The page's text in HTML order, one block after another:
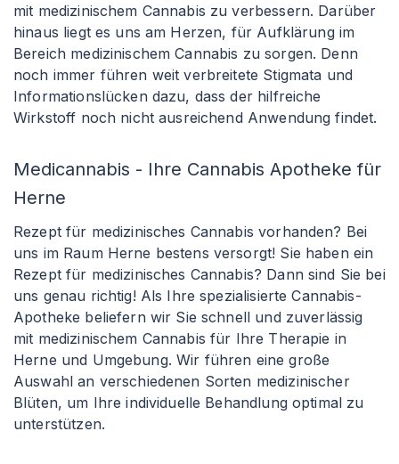
mit medizinischem Cannabis zu verbessern. Darüber
hinaus liegt es uns am Herzen, für Aufklärung im
Bereich medizinischem Cannabis zu sorgen. Denn
noch immer führen weit verbreitete Stigmata und
Informationslücken dazu, dass der hilfreiche
Wirkstoff noch nicht ausreichend Anwendung findet.
Medicannabis - Ihre Cannabis Apotheke für
Herne
Rezept für medizinisches Cannabis vorhanden? Bei
uns im Raum Herne bestens versorgt! Sie haben ein
Rezept für medizinisches Cannabis? Dann sind Sie bei
uns genau richtig! Als Ihre spezialisierte Cannabis-
Apotheke beliefern wir Sie schnell und zuverlässig
mit medizinischem Cannabis für Ihre Therapie in
Herne und Umgebung. Wir führen eine große
Auswahl an verschiedenen Sorten medizinischer
Blüten, um Ihre individuelle Behandlung optimal zu
unterstützen.